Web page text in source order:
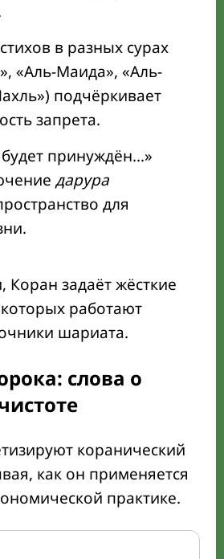
в разных сурах
«Аль-Маида», «Аль-
подчёркивает
запрета.
принуждён…»
дарура
для
Коран задаёт жёсткие
работают
шариата.
слова о
коранический
как он применяется
практике.